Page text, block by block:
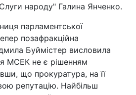
народу" Галина Янченко.
парламентської
позафракційна
Буймістер висловила
МСЕК не є рішенням
що прокуратура, на її
репутацію. Найбільш